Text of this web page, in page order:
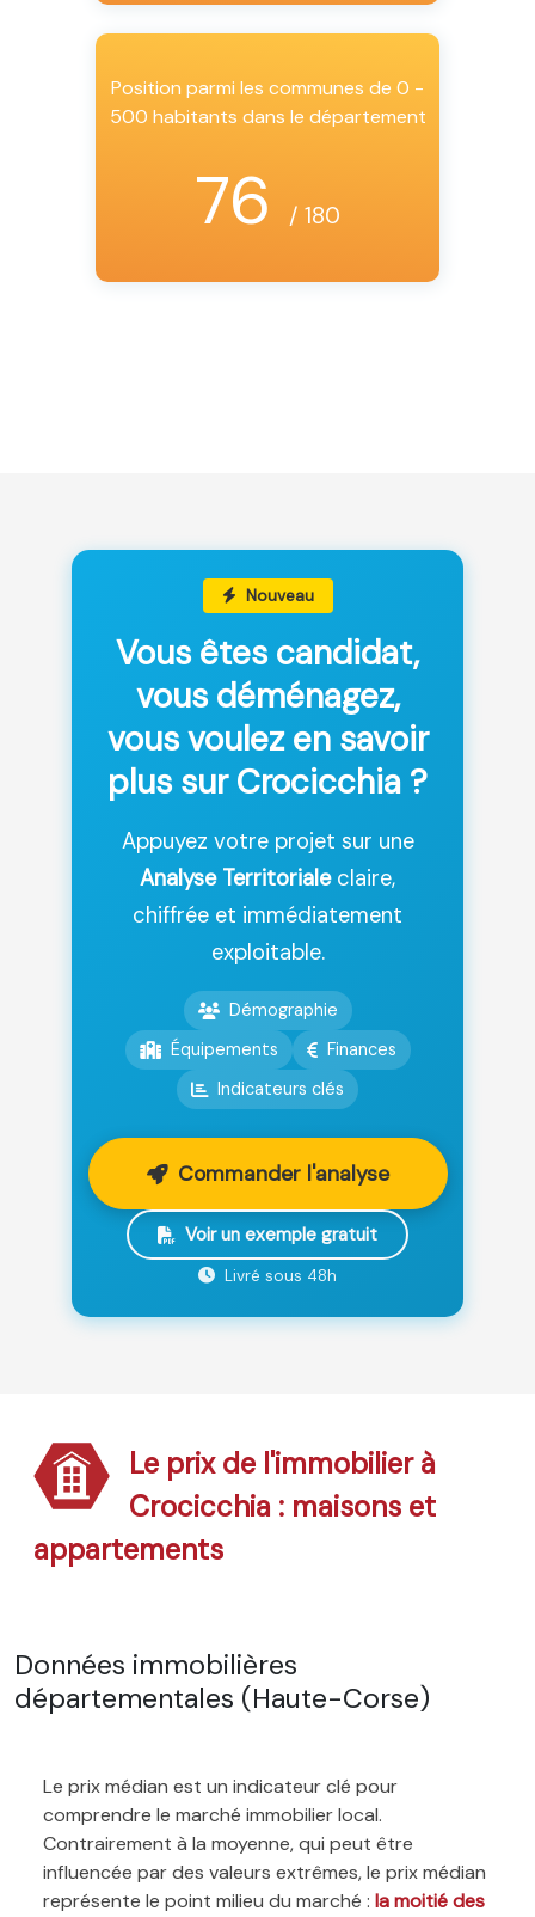
Position parmi les communes de 0 -
500 habitants dans le département
76 / 180
Nouveau
Vous êtes candidat,
vous déménagez,
vous voulez en savoir
plus sur Crocicchia ?
Appuyez votre projet sur une
Analyse Territorialeclaire,
chiffrée et immédiatement
exploitable.
Démographie
Équipements
Finances
Indicateurs clés
Commander l'analyse
Voir un exemple gratuit
Livré sous 48h
Le prix de l'immobilier à
Crocicchia : maisons et
appartements
Données immobilières
départementales (Haute-Corse)
Le prix médian est un indicateur clé pour
comprendre le marché immobilier local.
Contrairement à la moyenne, qui peut être
influencée par des valeurs extrêmes, le prix médian
représente le point milieu du marché : la moitié des